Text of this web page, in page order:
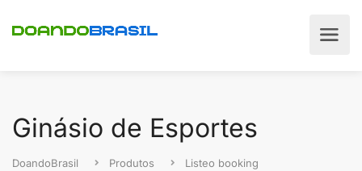
Ginásio de Esportes
DoandoBrasil Produtos
Listeo booking